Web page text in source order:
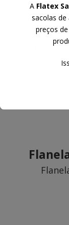
A Flatex
sacolas
preços